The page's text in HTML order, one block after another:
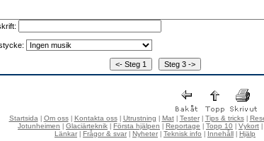
Startsida| Om oss| Kontakta oss| Utrustning Mat| Tester| Tips & tricks|
Jotunheimen
Glaciärteknik Första hjälpen Reportage Topp 10 Vykort
Länkar
Frågor & svar Nyheter Teknisk info Innehåll Hjälp